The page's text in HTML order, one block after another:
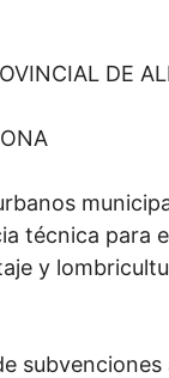
DE
técnica para
y